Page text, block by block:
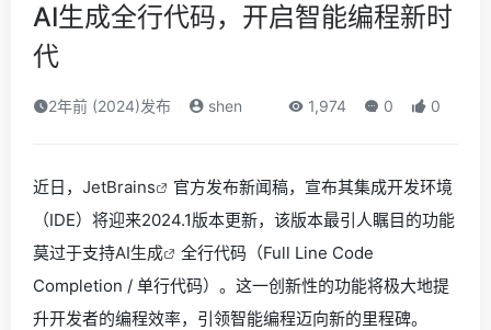
AI生成全行代码，开启智能编程新时
代
2年前 (2024)发布 shen 1,974 0 0
近日， JetBrains
官方发布新闻稿，宣布其集成开发环境
（IDE）将迎来2024.1版本更新，该版本最引人瞩目的功能
莫过于支持AI生成
全行代码（Full Line Code
Completion / 单行代码）。这一创新性的功能将极大地提
升开发者的编程效率，引领智能编程迈向新的里程碑。